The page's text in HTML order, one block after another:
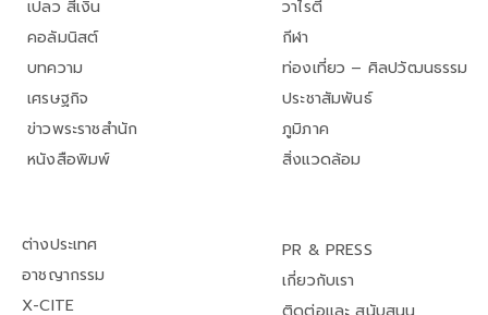
เปลว สีเงิน
คอลัมนิสต์
บทความ
เศรษฐกิจ
ข่าวพระราชสำนัก
หนังสือพิมพ์
วาไรตี้
กีฬา
ท่องเที่ยว – ศิลปวัฒนธรรม
ประชาสัมพันธ์
ภูมิภาค
สิ่งแวดล้อม
ต่างประเทศ
อาชญากรรม
X-CITE
PR & PRESS
เกี่ยวกับเรา